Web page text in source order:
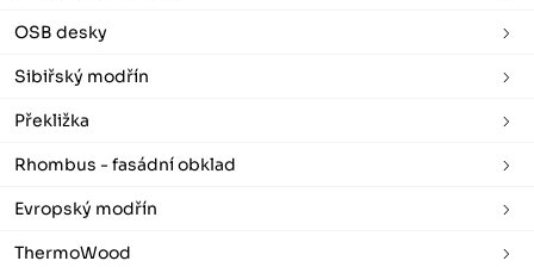
OSB desky
Sibiřský modřín
Překližka
Rhombus - fasádní obklad
Evropský modřín
ThermoWood